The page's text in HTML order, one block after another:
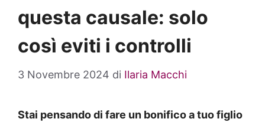
questa causale: solo
così eviti i controlli
3 Novembre 2024 di Ilaria Macchi
Stai pensando di fare un bonifico a tuo figlio